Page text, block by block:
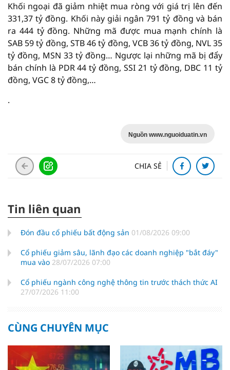
Khối ngoại đã giảm nhiệt mua ròng với giá trị lên đến
331,37 tỷ đồng. Khối này giải ngân 791 tỷ đồng và bán
ra 444 tỷ đồng. Những mã được mua mạnh chính là
SAB 59 tỷ đồng, STB 46 tỷ đồng, VCB 36 tỷ đồng, NVL 35
tỷ đồng, MSN 33 tỷ đồng… Ngược lại những mã bị đẩy
bán chính là PDR 44 tỷ đồng, SSI 21 tỷ đồng, DBC 11 tỷ
đồng, VGC 8 tỷ đồng,…
.
Nguồn www.nguoiduatin.vn
CHIA SẺ
Tin liên quan
Đón đầu cổ phiếu bất động sản 01/08/2026 09:00
Cổ phiếu giảm sâu, lãnh đạo các doanh nghiệp "bắt đáy"
mua vào 28/07/2026 07:00
Cổ phiếu ngành công nghệ thông tin trước thách thức AI
27/07/2026 11:00
CÙNG CHUYÊN MỤC